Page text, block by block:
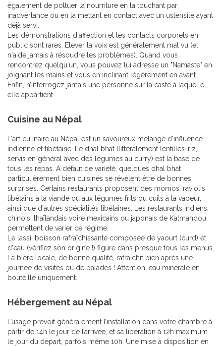
également de polluer la nourriture en la touchant par
inadvertance ou en la mettant en contact avec un ustensile ayant
déjà servi.
Les démonstrations d'affection et les contacts corporels en
public sont rares. Élever la voix est généralement mal vu (et
n'aide jamais à résoudre les problèmes). Quand vous
rencontrez quelqu'un, vous pouvez lui adresse un "Namaste" en
joignant les mains et vous en inclinant légèrement en avant.
Enfin, n’interrogez jamais une personne sur la caste à laquelle
elle appartient.
Cuisine au Népal
L'art culinaire au Népal est un savoureux mélange d'influence
indienne et tibétaine. Le dhal bhat (littéralement lentilles-riz,
servis en général avec des légumes au curry) est la base de
tous les repas. A défaut de variété, quelques dhal bhat
particulièrement bien cuisinés se révèlent être de bonnes
surprises. Certains restaurants proposent des momos, raviolis
tibétains à la viande ou aux légumes frits ou cuits à la vapeur,
ainsi que d'autres spécialités tibétaines. Les restaurants indiens,
chinois, thaïlandais voire mexicains ou japonais de Katmandou
permettent de varier ce régime.
Le lassi, boisson rafraîchissante composée de yaourt (curd) et
d'eau (vérifiez son origine !) figure dans presque tous les menus.
La bière locale, de bonne qualité, rafraichit bien après une
journée de visites ou de balades ! Attention, eau minérale en
bouteille uniquement.
Hébergement au Népal
L’usage prévoit généralement l’installation dans votre chambre à
partir de 14h le jour de l’arrivée, et sa libération à 12h maximum
le jour du départ, parfois même 10h. Une mise à disposition en